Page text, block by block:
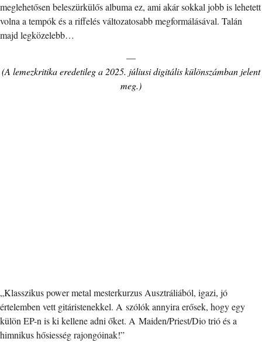
meglehetősen beleszürkülős albuma ez, ami akár sokkal jobb is lehetett
volna a tempók és a riffelés változatosabb megformálásával. Talán
majd legközelebb…
—
(A lemezkritika eredetileg a 2025. júliusi digitális különszámban jelent
meg.)
„Klasszikus power metal mesterkurzus Ausztráliából, igazi, jó
értelemben vett gitáristenekkel. A szólók annyira erősek, hogy egy
külön EP-n is ki kellene adni őket. A Maiden/Priest/Dio trió és a
himnikus hősiesség rajongóinak!”